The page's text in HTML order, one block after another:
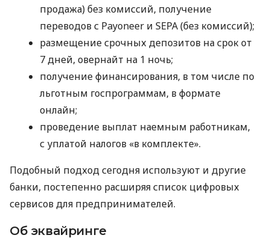
продажа) без комиссий, получение
переводов с Payoneer и SEPA (без комиссий);
размещение срочных депозитов на срок от
7 дней, овернайт на 1 ночь;
получение финансирования, в том числе по
льготным госпрограммам, в формате
онлайн;
проведение выплат наемным работникам,
с уплатой налогов «в комплекте».
Подобный подход сегодня используют и другие
банки, постепенно расширяя список цифровых
сервисов для предпринимателей.
Об эквайринге